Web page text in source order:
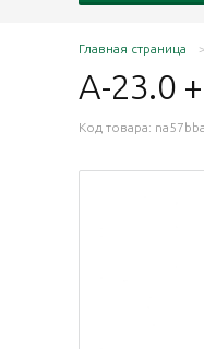
Главная страница
А-23.0
Код товара: